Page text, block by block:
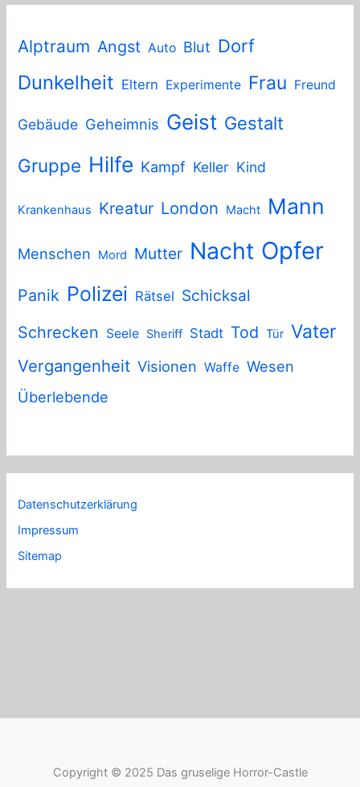
Alptraum Angst Auto Blut Dorf
Dunkelheit Eltern Experimente Frau Freund
Gebäude Geheimnis Geist Gestalt
Gruppe Hilfe Kampf Keller Kind
Krankenhaus Kreatur London Macht Mann
Menschen Mord Mutter Nacht Opfer
Panik Polizei Rätsel Schicksal
Schrecken
Seele Sheriff Stadt Tod Tür Vater
Vergangenheit Visionen Waffe Wesen
Überlebende
Datenschutzerklärung
Impressum
Sitemap
Copyright © 2025 Das gruselige Horror-Castle